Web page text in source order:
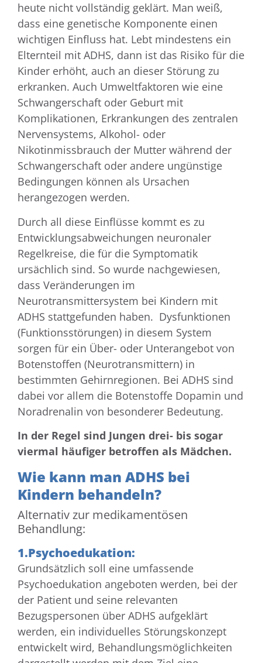
heute nicht vollständig geklärt. Man weiß,
dass eine genetische Komponente einen
wichtigen Einfluss hat. Lebt mindestens ein
Elternteil mit ADHS, dann ist das Risiko für die
Kinder erhöht, auch an dieser Störung zu
erkranken. Auch Umweltfaktoren wie eine
Schwangerschaft oder Geburt mit
Komplikationen, Erkrankungen des zentralen
Nervensystems, Alkohol- oder
Nikotinmissbrauch der Mutter während der
Schwangerschaft oder andere ungünstige
Bedingungen können als Ursachen
herangezogen werden.
Durch all diese Einflüsse kommt es zu
Entwicklungsabweichungen neuronaler
Regelkreise, die für die Symptomatik
ursächlich sind. So wurde nachgewiesen,
dass Veränderungen im
Neurotransmittersystem bei Kindern mit
ADHS stattgefunden haben. Dysfunktionen
(Funktionsstörungen) in diesem System
sorgen für ein Über- oder Unterangebot von
Botenstoffen (Neurotransmittern) in
bestimmten Gehirnregionen. Bei ADHS sind
dabei vor allem die Botenstoffe Dopamin und
Noradrenalin von besonderer Bedeutung.
In der Regel sind Jungen drei- bis sogar
viermal häufiger betroffen als Mädchen.
Wie kann man ADHS bei
Kindern behandeln?
Alternativ zur medikamentösen
Behandlung:
1.Psychoedukation:
Grundsätzlich soll eine umfassende
Psychoedukation angeboten werden, bei der
der Patient und seine relevanten
Bezugspersonen über ADHS aufgeklärt
werden, ein individuelles Störungskonzept
entwickelt wird, Behandlungsmöglichkeiten